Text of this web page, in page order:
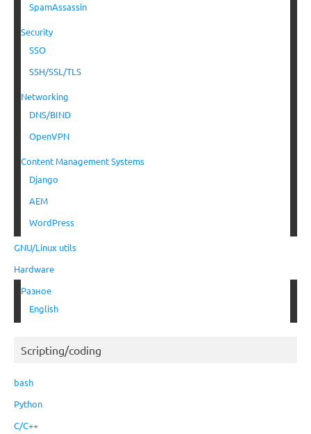
SpamAssassin
Security
SSO
SSH/SSL/TLS
Networking
DNS/BIND
OpenVPN
Content Management Systems
Django
AEM
WordPress
GNU/Linux utils
Hardware
Разное
English
Scripting/coding
bash
Python
C/C++